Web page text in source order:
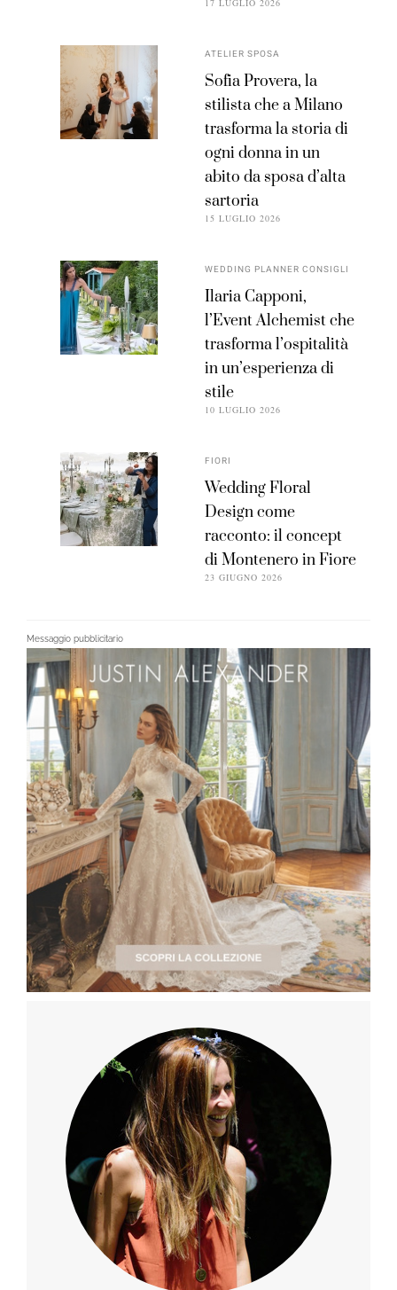
17 LUGLIO 2026
ATELIER SPOSA
Sofia Provera, la
stilista che a Milano
trasforma la storia di
ogni donna in un
abito da sposa d’alta
sartoria
15 LUGLIO 2026
WEDDING PLANNER CONSIGLI
Ilaria Capponi,
l’Event Alchemist che
trasforma l’ospitalità
in un’esperienza di
stile
10 LUGLIO 2026
FIORI
Wedding Floral
Design come
racconto: il concept
di Montenero in Fiore
23 GIUGNO 2026
Messaggio pubblicitario